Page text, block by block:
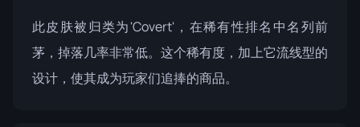
此皮肤被归类为'Covert'，在稀有性排名中名列前
茅，掉落几率非常低。这个稀有度，加上它流线型的
设计，使其成为玩家们追捧的商品。